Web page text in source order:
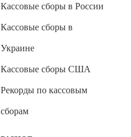
Кассовые сборы в России
Кассовые сборы в
Украине
Кассовые сборы США
Рекорды по кассовым
сборам